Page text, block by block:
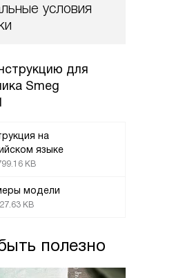
условия
для
Smeg
на
языке
KB
модели
KB
полезно